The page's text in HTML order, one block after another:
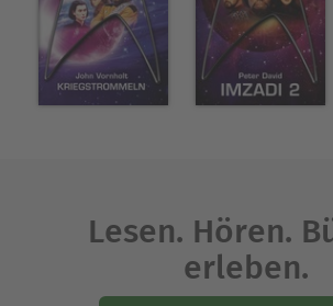
Inspiriert durch das Lesen hat er
Jahren selbst ans Schreiben
SF/Fantasy, Humor und Cosy
bevorzugten Genres.
Rand der Verzweiflung.
Ausblenden
Lesen. Hören.
erleben.